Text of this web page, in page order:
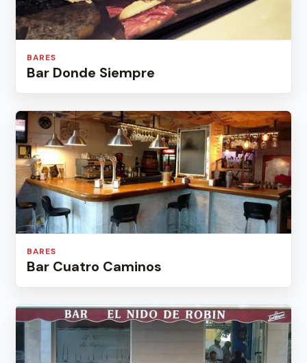
BARES
Bar Donde Siempre
BARES
Bar Cuatro Caminos